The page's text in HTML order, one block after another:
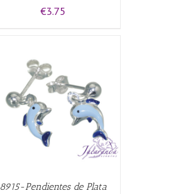
€3.75
8915-Pendientes de Plata